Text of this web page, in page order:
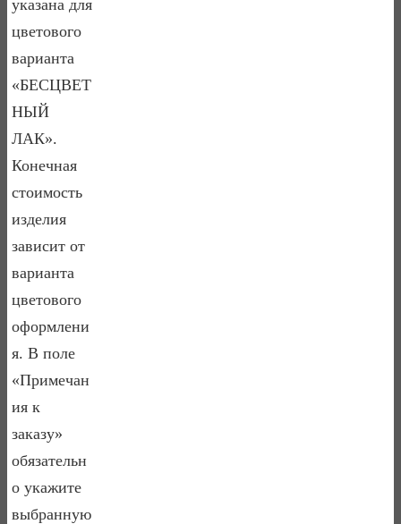
указана для
цветового
варианта
«БЕСЦВЕТ
НЫЙ
ЛАК».
Конечная
стоимость
изделия
зависит от
варианта
цветового
оформлени
я. В поле
«Примечан
ия к
заказу»
обязательн
о укажите
выбранную